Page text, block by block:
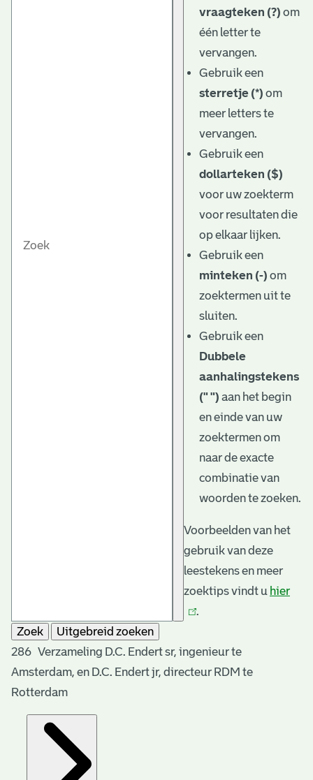
vraagteken (?) om
één letter te
vervangen.
Gebruik een
sterretje (*) om
meer letters te
vervangen.
Gebruik een
dollarteken ($)
voor uw zoekterm
voor resultaten die
op elkaar lijken.
Gebruik een
minteken (-) om
zoektermen uit te
sluiten.
Gebruik een
Dubbele
aanhalingstekens
(" ") aan het begin
en einde van uw
zoektermen om
naar de exacte
combinatie van
woorden te zoeken.
Voorbeelden van het
gebruik van deze
leestekens en meer
zoektips vindt u hier
.
Zoek
Uitgebreid zoeken
286 Verzameling D.C. Endert sr, ingenieur te
Amsterdam, en D.C. Endert jr, directeur RDM te
Rotterdam